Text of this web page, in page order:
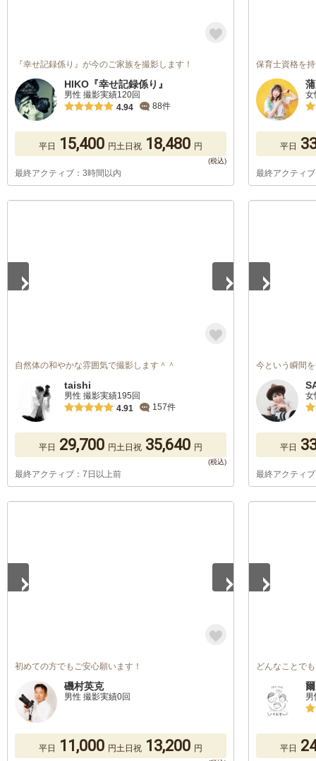
『幸せ記録係り』が今のご家族を撮影します！
HIKO『幸せ記録係り』
男性 撮影実績120回
4.94
88件
平日 15,400 円土日祝 18,480 円
最終アクティブ：3時間以内
保育士資格を
女
平日
最終アクティ
自然体の和やかな雰囲気で撮影します＾＾
taishi
男性 撮影実績195回
4.91
157件
平日 29,700 円土日祝 35,640 円
最終アクティブ：7日以上前
今という瞬間
女
平日
最終アクティ
初めての方でもご安心願います！
磯村英克
男性 撮影実績0回
平日 11,000 円土日祝 13,200 円
どんなことで
平日